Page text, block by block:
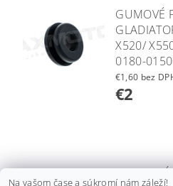
GUMOVÉ
X520/
0180-
€1,60 bez
€2
Na vašom čase a súkromí nám záleží!